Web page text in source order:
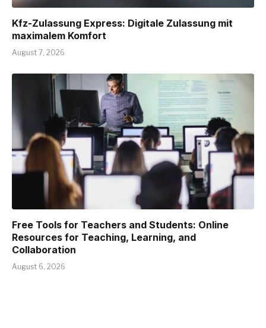
Kfz-Zulassung Express: Digitale Zulassung mit
maximalem Komfort
August 7, 2026
Free Tools for Teachers and Students: Online
Resources for Teaching, Learning, and
Collaboration
August 6, 2026